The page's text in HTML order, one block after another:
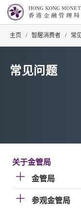
主页 / 智醒消费者 / 常
常见问题
关于金管局
金管局
参观金管局